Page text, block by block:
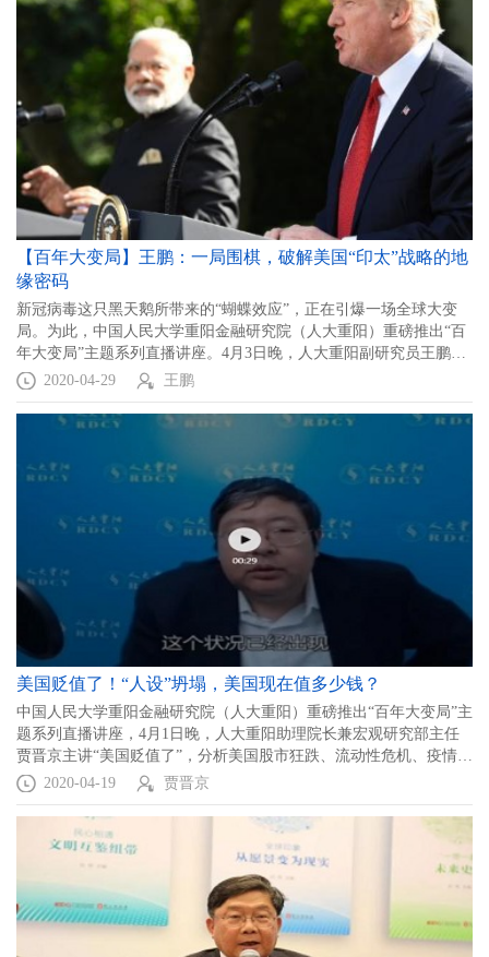
【百年大变局】王鹏：一局围棋，破解美国“印太”战略的地
缘密码
新冠病毒这只黑天鹅所带来的“蝴蝶效应”，正在引爆一场全球大变
局。为此，中国人民大学重阳金融研究院（人大重阳）重磅推出“百
年大变局”主题系列直播讲座。4月3日晚，人大重阳副研究员王鹏直
播，主讲“大疫情下的印太棋局：大国博弈的地缘密码”，以下为讲座
2020-04-29 王鹏
美国贬值了！“人设”坍塌，美国现在值多少钱？
中国人民大学重阳金融研究院（人大重阳）重磅推出“百年大变局”主
题系列直播讲座，4月1日晚，人大重阳助理院长兼宏观研究部主任
贾晋京主讲“美国贬值了”，分析美国股市狂跌、流动性危机、疫情加
速国家贬值的背后逻辑。以下为直播视频及实录：
2020-04-19 贾晋京